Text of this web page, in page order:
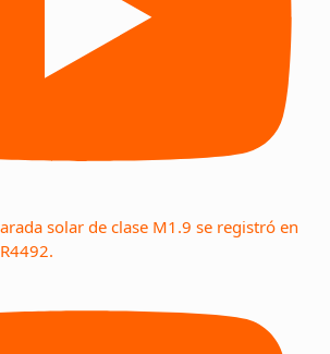
solar de clase M1.9 se registró en